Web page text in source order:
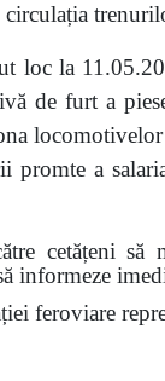
circulația
loc la
de furt a
promte a
cetățeni să
informeze
feroviare